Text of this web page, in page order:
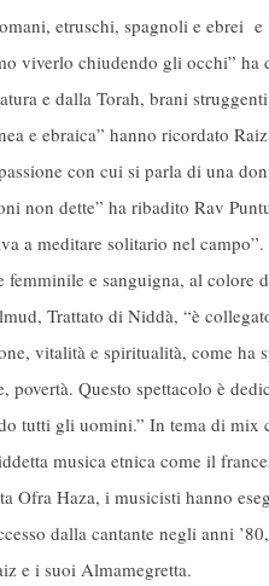
etruschi, spagnoli e ebrei e
viverlo chiudendo gli occhi” ha
e dalla Torah, brani
e ebraica” hanno ricordato
con cui si parla di una
non dette” ha ribadito Rav
a meditare solitario nel
femminile e sanguigna, al colore
Trattato di Niddà, “è
vitalità e spiritualità, come ha
povertà. Questo spettacolo è
tutti gli uomini.” In tema di
musica etnica come il
Ofra Haza, i musicisti hanno
dalla cantante negli anni
e i suoi Almamegretta.